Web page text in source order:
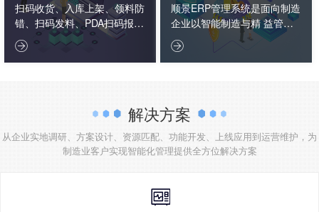
扫码收货、入库上架、领料防
错、扫码发料、PDA扫码报
工、入库标签打印、扫码出
货、扫码追溯生产用料、条码

顺景ERP管理系统是面向制造
企业以智能制造与精 益管理
为核心的一体化管理软件，以
制造…

解决方案
从企业实地调研、方案设计、资源匹配、功能开发、上线应用到运营维护，为
制造业客户实现智能化管理提供全方位解决方案